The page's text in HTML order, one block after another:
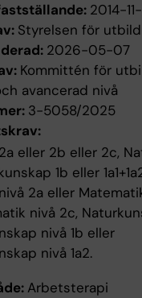
2014-
Styrelsen för
2026-05-07
Kommittén för
avancerad nivå
3-5058/2025
eller 2b eller 2c,
1b eller
2a eller
nivå 2c,
nivå 1b eller
nivå 1a2.
Arbetsterapi